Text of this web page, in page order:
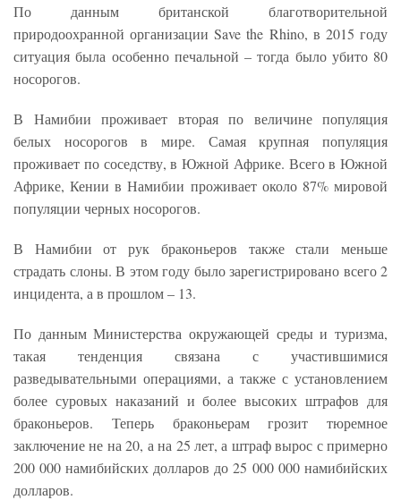
По данным британской благотворительной
природоохранной организации Save the Rhino, в 2015 году
ситуация была особенно печальной – тогда было убито 80
носорогов.
В Намибии проживает вторая по величине популяция
белых носорогов в мире. Самая крупная популяция
проживает по соседству, в Южной Африке. Всего в Южной
Африке, Кении в Намибии проживает около 87% мировой
популяции черных носорогов.
В Намибии от рук браконьеров также стали меньше
страдать слоны. В этом году было зарегистрировано всего 2
инцидента, а в прошлом – 13.
По данным Министерства окружающей среды и туризма,
такая тенденция связана с участившимися
разведывательными операциями, а также с установлением
более суровых наказаний и более высоких штрафов для
браконьеров. Теперь браконьерам грозит тюремное
заключение не на 20, а на 25 лет, а штраф вырос с примерно
200 000 намибийских долларов до 25 000 000 намибийских
долларов.